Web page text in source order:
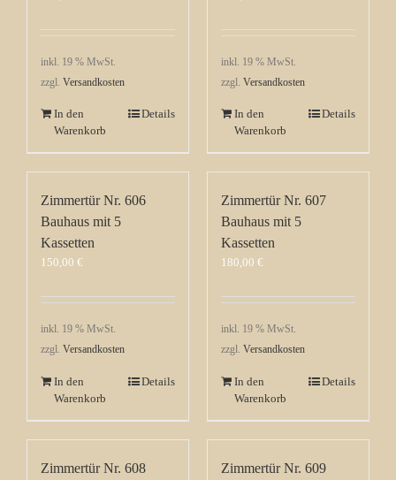
inkl. 19 % MwSt.
zzgl. Versandkosten
In den
Warenkorb
Details
inkl. 19 % MwSt.
zzgl. Versandkosten
In den
Warenkorb
Details
Zimmertür Nr. 606
Bauhaus mit 5
Kassetten
150,00 €
inkl. 19 % MwSt.
zzgl. Versandkosten
In den
Warenkorb
Details
Zimmertür Nr. 607
Bauhaus mit 5
Kassetten
180,00 €
inkl. 19 % MwSt.
zzgl. Versandkosten
In den
Warenkorb
Details
Zimmertür Nr. 608
Zimmertür Nr. 609